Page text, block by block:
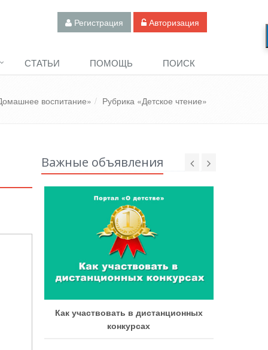
Регистрация Авторизация
СТАТЬИ ПОМОЩЬ ПОИСК
воспитание» Рубрика «Детское чтение»
Важные объявления
Как участвовать в дистанционных
конкурсах